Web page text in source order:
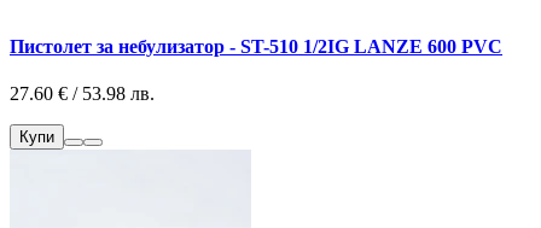
Пистолет за небулизатор - ST-510 1/2IG LANZE 600 PVC
27.60 € / 53.98 лв.
Купи